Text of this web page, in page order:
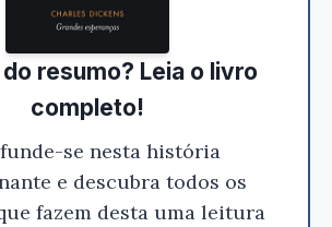
resumo? Leia o livro
completo!
se nesta história
e descubra todos os
fazem desta uma leitura